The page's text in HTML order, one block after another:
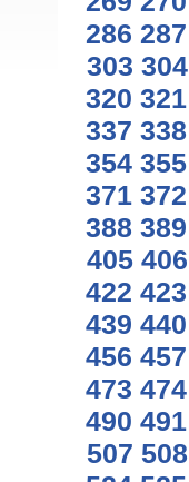
286 287
303 304
320 321
337 338
354 355
371 372
388 389
405 406
422 423
439 440
456 457
473 474
490 491
507 508